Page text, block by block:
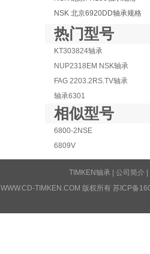
NSK 北京6920DD轴承规格
热门型号
KT303824轴承
NUP2318EM NSK轴承
FAG 2203.2RS.TV轴承
轴承6301
相似型号
6800-2NSE
6809V
TIMKEN轴承 公司简介
WWW.CD-TIMKEN.COM 版权所有 苏ICP备